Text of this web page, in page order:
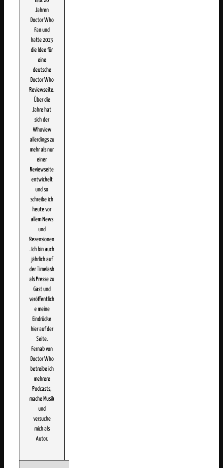
Jahren
Doctor Who
Fan und
hatte 2013
die Idee für
eine
deutsche
Doctor Who
Reviewseite.
Über die
Jahre hat
sich der
Whoview
allerdings zu
mehr als nur
einer
Reviewseite
entwickelt
und so
schreibe ich
heute vor
allem News
und
Rezensionen
. Ich bin auch
jährlich auf
der Timelash
als Presse zu
Gast und
veröffentlich
e meine
Eindrücke
hier auf der
Seite.
Fernab von
Doctor Who
betreibe ich
mehrere
Podcasts,
mache Musik
und
versuche
mich als
Autor.